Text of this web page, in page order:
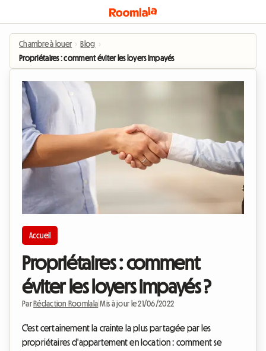
Chambre à louer › Blog ›
Propriétaires : comment éviter les loyers impayés ?
Accueil
Propriétaires : comment
éviter les loyers impayés ?
Par Rédaction Roomlala |Mis à jour le 21/06/2022
C'est certainement la crainte la plus partagée par les
propriétaires d'appartement en location : comment se